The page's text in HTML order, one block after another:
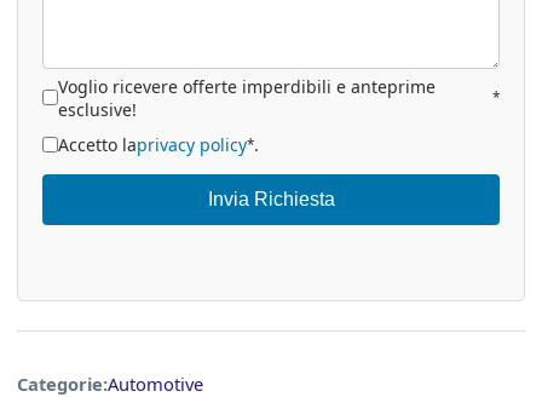
Voglio ricevere offerte imperdibili e anteprime
esclusive!
*
Accetto laprivacy policy*.
Invia Richiesta
Categorie:Automotive